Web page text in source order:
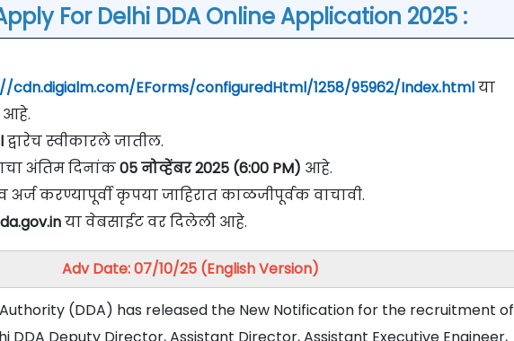
For Delhi DDA Online Application 2025 :
cdn.digialm.com/EForms/configuredHtml/1258/95962/Index.htmlया
आहे.
द्वारेच स्वीकारले जातील.
अंतिम दिनांक05 नोव्हेंबर 2025 (6:00 PM) आहे.
अर्ज करण्यापूर्वी कृपया जाहिरात काळजीपूर्वक वाचावी.
या वेबसाईट वर दिलेली आहे.
Adv Date: 07/10/25 (English Version)
(DDA) has released the New Notification for the recruitment of
DDA Deputy Director, Assistant Director, Assistant Executive Engineer,